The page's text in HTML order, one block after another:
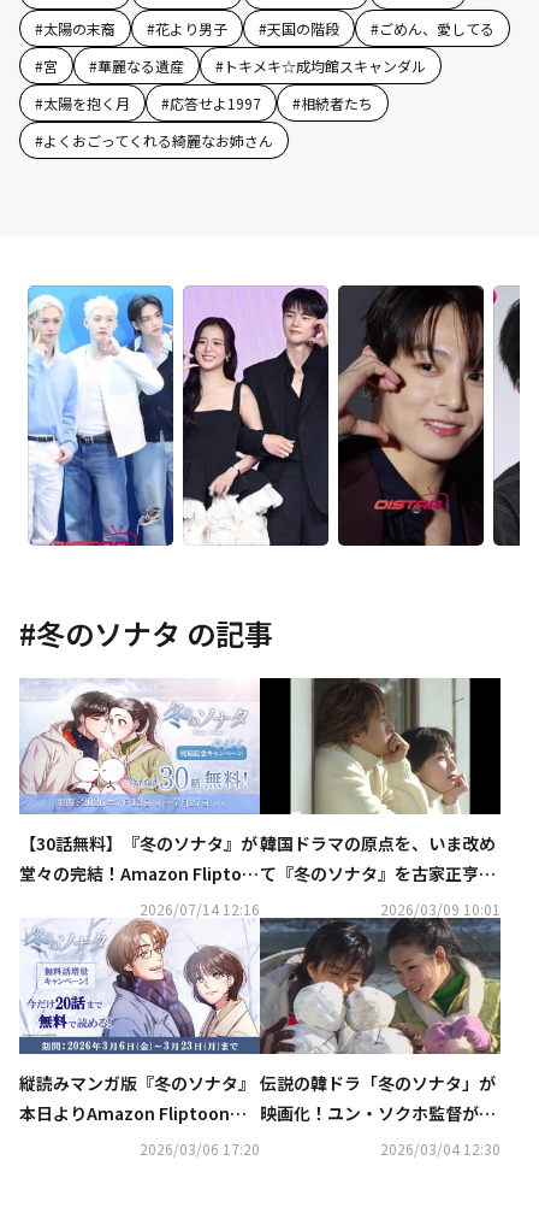
#太陽の末裔 #花より男子 #天国の階段 #ごめん、愛してる
#宮 #華麗なる遺産 #トキメキ☆成均館スキャンダル
#太陽を抱く月 #応答せよ1997 #相続者たち
#よくおごってくれる綺麗なお姉さん
#冬のソナタ の記事
【30話無料】『冬のソナタ』が
堂々の完結！Amazon Fliptoo
nにて完結記念キャンペーン開
催中！
2026/07/14 12:16
韓国ドラマの原点を、いま改め
て――『冬のソナタ』を古家正亨が
語る～「古家のABEMA韓流TIM
ES」公式YouTubeにて公開～
2026/03/09 10:01
縦読みマンガ版『冬のソナタ』
本日よりAmazon Fliptoonに
て無料話増量キャンペーンスタ
2026/03/06 17:20
伝説の韓ドラ「冬のソナタ」が
映画化！ユン・ソクホ監督が語
る当時のブームと俳優の魅力
2026/03/04 12:30